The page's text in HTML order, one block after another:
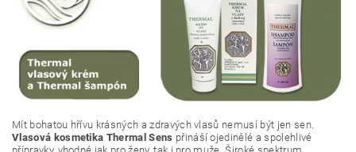
Mít bohatou hřívu krásných a zdravých vlasů nemusí být jen sen.
Vlasová kosmetika Thermal Sens přináší ojedinělé a spolehlivé